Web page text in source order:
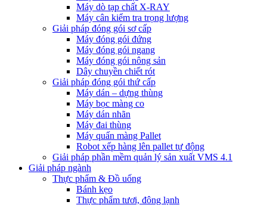
Máy dò tạp chất X-RAY
Máy cân kiểm tra trọng lượng
Giải pháp đóng gói sơ cấp
Máy đóng gói đứng
Máy đóng gói ngang
Máy đóng gói nông sản
Dây chuyền chiết rót
Giải pháp đóng gói thứ cấp
Máy dán – dựng thùng
Máy bọc màng co
Máy dán nhãn
Máy đai thùng
Máy quấn màng Pallet
Robot xếp hàng lên pallet tự động
Giải pháp phần mềm quản lý sản xuất VMS 4.1
Giải pháp ngành
Thực phẩm & Đồ uống
Bánh kẹo
Thực phẩm tươi, đông lạnh